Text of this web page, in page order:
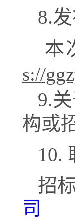
8.
本
s://
9.
构或
10.
招
司